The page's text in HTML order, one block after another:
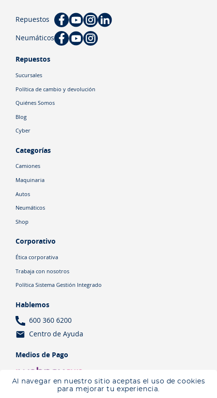
Al navegar en nuestro sitio aceptas el uso de cookies
para mejorar tu experiencia.
Repuestos
Neumáticos
Repuestos
Sucursales
Política de cambio y devolución
Quiénes Somos
Blog
Cyber
Categorías
Camiones
Maquinaria
Autos
Neumáticos
Shop
Corporativo
Ética corporativa
Trabaja con nosotros
Política Sistema Gestión Integrado
Hablemos
600 360 6200
Centro de Ayuda
Medios de Pago